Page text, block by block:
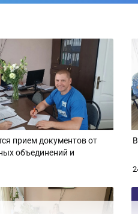
прием документов от
объединений и